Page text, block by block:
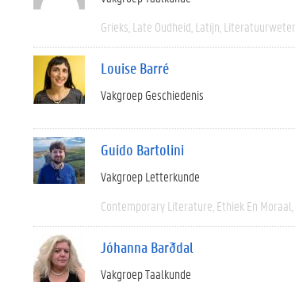
Grieks Late Oudheid Latijn
Louise Barré
Vakgroep Geschiedenis
Guido Bartolini
Vakgroep Letterkunde
Contemporary Literature Ethiek En Moraal
Jóhanna Barðdal
Vakgroep Taalkunde